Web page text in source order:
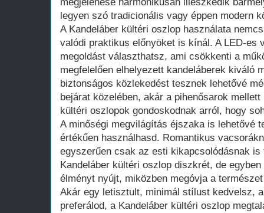
legyen szó tradicionális vagy éppen modern
A Kandeláber kültéri oszlop használata
valódi praktikus előnyöket is kínál. A LED-es
megoldást választhatsz, ami csökkenti a
megfelelően elhelyezett kandeláberek kiváló
biztonságos közlekedést tesznek lehetővé
bejárat közelében, akár a pihenősarok
kültéri oszlopok gondoskodnak arról, hogy
A minőségi megvilágítás éjszaka is lehetővé
értékűen használhasd. Romantikus
egyszerűen csak az esti kikapcsolódásnak
Kandeláber kültéri oszlop diszkrét, de
élményt nyújt, miközben megóvja a
Akár egy letisztult, minimál stílust kedvelsz,
preferálod, a Kandeláber kültéri oszlop